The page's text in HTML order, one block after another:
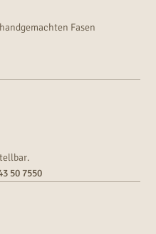
Fasen
ausgeharzten Rissen und
Ideal für den
50 7550